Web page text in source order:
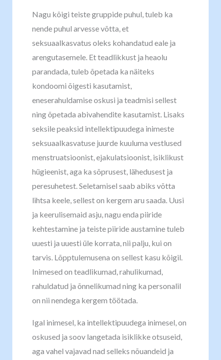
Nagu kõigi teiste gruppide puhul, tuleb ka
nende puhul arvesse võtta, et
seksuaalkasvatus oleks kohandatud eale ja
arengutasemele. Et teadlikkust ja heaolu
parandada, tuleb õpetada ka näiteks
kondoomi õigesti kasutamist,
eneserahuldamise oskusi ja teadmisi sellest
ning õpetada abivahendite kasutamist. Lisaks
seksile peaksid intellektipuudega inimeste
seksuaalkasvatuse juurde kuuluma vestlused
menstruatsioonist, ejakulatsioonist, isiklikust
hügieenist, aga ka sõprusest, lähedusest ja
peresuhetest. Seletamisel saab abiks võtta
lihtsa keele, sellest on kergem aru saada. Uusi
ja keerulisemaid asju, nagu enda piiride
kehtestamine ja teiste piiride austamine tuleb
uuesti ja uuesti üle korrata, nii palju, kui on
tarvis. Lõpptulemusena on sellest kasu kõigil.
Inimesed on teadlikumad, rahulikumad,
rahuldatud ja õnnelikumad ning ka personalil
on nii nendega kergem töötada.
Igal inimesel, ka intellektipuudega inimesel, on
oskused ja soov langetada isiklikke otsuseid,
aga vahel vajavad nad selleks nõuandeid ja